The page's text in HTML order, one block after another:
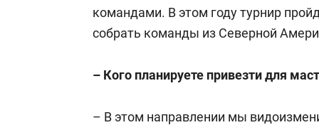
командами. В этом году турнир
собрать команды из Северной
– Кого планируете привезти для
– В этом направлении мы